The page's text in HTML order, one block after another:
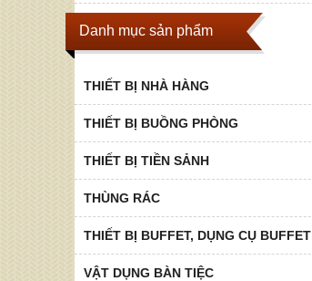
Danh mục sản phẩm
THIẾT BỊ NHÀ HÀNG
THIẾT BỊ BUỒNG PHÒNG
THIẾT BỊ TIỀN SẢNH
THÙNG RÁC
THIẾT BỊ BUFFET, DỤNG CỤ BUFFET
VẬT DỤNG BÀN TIỆC